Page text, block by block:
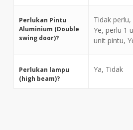
Perlukan Pintu
Aluminium (Double
swing door)?
Tidak
Ye, perlu 1
unit pintu,
Perlukan lampu
(high beam)?
Ya, Tidak